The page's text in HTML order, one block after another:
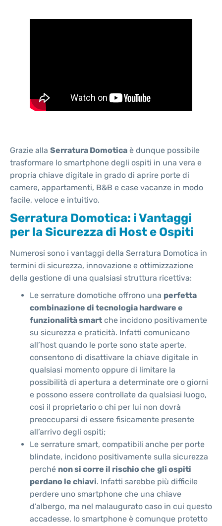
Grazie alla Serratura Domotica è dunque possibile
trasformare lo smartphone degli ospiti in una vera e
propria chiave digitale in grado di aprire porte di
camere, appartamenti, B&B e case vacanze in modo
facile, veloce e intuitivo.
Serratura Domotica: i Vantaggi
per la Sicurezza di Host e Ospiti
Numerosi sono i vantaggi della Serratura Domotica in
termini di sicurezza, innovazione e ottimizzazione
della gestione di una qualsiasi struttura ricettiva:
Le serrature domotiche offrono una perfetta
combinazione di tecnologia hardware e
funzionalità smart che incidono positivamente
su sicurezza e praticità. Infatti comunicano
all’host quando le porte sono state aperte,
consentono di disattivare la chiave digitale in
qualsiasi momento oppure di limitare la
possibilità di apertura a determinate ore o giorni
e possono essere controllate da qualsiasi luogo,
così il proprietario o chi per lui non dovrà
preoccuparsi di essere fisicamente presente
all’arrivo degli ospiti;
Le serrature smart, compatibili anche per porte
blindate, incidono positivamente sulla sicurezza
perché non si corre il rischio che gli ospiti
perdano le chiavi. Infatti sarebbe più difficile
perdere uno smartphone che una chiave
d’albergo, ma nel malaugurato caso in cui questo
accadesse, lo smartphone è comunque protetto